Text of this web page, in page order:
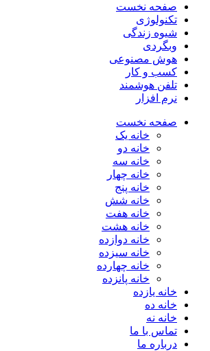
صفحه نخست
تکنولوژی
شیوه زندگی
وبگردی
هوش مصنوعی
کسب و کار
تلفن هوشمند
نرم افزار
صفحه نخست
خانه یک
خانه دو
خانه سه
خانه چهار
خانه پنج
خانه شش
خانه هفت
خانه هشت
خانه دوازده
خانه سیزده
خانه چهارده
خانه پانزده
خانه یازده
خانه ده
خانه نه
تماس با ما
درباره ما